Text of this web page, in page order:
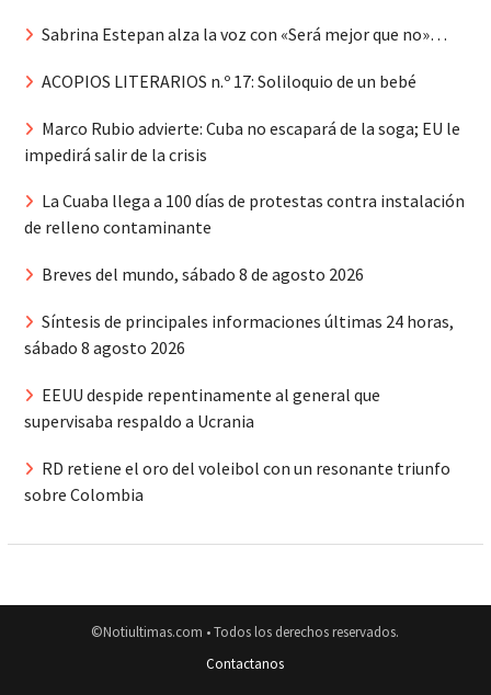
Sabrina Estepan alza la voz con «Será mejor que no»…
ACOPIOS LITERARIOS n.º 17: Soliloquio de un bebé
Marco Rubio advierte: Cuba no escapará de la soga; EU le
impedirá salir de la crisis
La Cuaba llega a 100 días de protestas contra instalación
de relleno contaminante
Breves del mundo, sábado 8 de agosto 2026
Síntesis de principales informaciones últimas 24 horas,
sábado 8 agosto 2026
EEUU despide repentinamente al general que
supervisaba respaldo a Ucrania
RD retiene el oro del voleibol con un resonante triunfo
sobre Colombia
©Notiultimas.com • Todos los derechos reservados.
Contactanos